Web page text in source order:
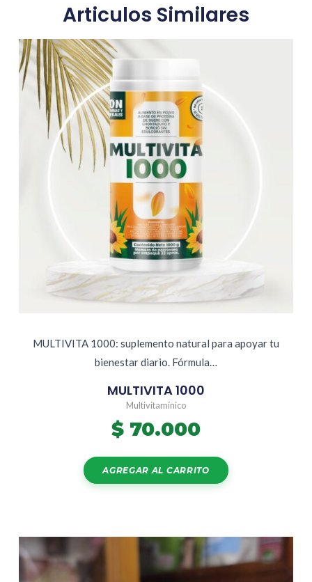
Articulos Similares
MULTIVITA 1000: suplemento natural para apoyar tu
bienestar diario. Fórmula…
MULTIVITA 1000
Multivitamínico
$ 70.000
AGREGAR AL CARRITO